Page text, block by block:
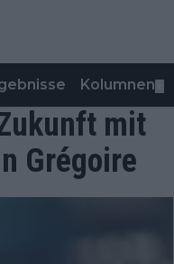
Kolumnen
mit
Grégoire